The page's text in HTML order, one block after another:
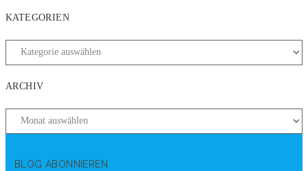
KATEGORIEN
ARCHIV
BLOG ABONNIEREN